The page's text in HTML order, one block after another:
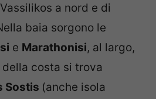
a nord e di
baia sorgono le
e Marathonisi, al largo,
costa si trova
Sostis (anche isola